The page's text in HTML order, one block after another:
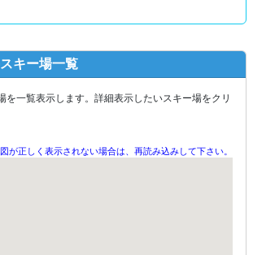
キー場一覧
を一覧表示します。詳細表示したいスキー場をクリ
が正しく表示されない場合は、再読み込みして下さい。